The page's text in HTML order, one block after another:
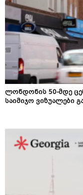
ლონდონის 50-მდე
საიმიჯო ვიზუალები